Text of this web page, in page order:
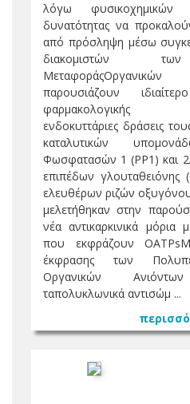
λόγω φυσικοχηµικών
δυνατότητας να
από πρόσληψη µέσω
διακοµιστών των
παρουσιάζουν
φαρµακολογικής
ενδοκυττάριες δράσεις
καταλυτικών
Φωσφατασών 1 (PP1) και
επιπέδων γλουταθειόνης
ελευθέρων ριζών
µελετήθηκαν στην
νέα αντικαρκινικά µόρια
που εκφράζουν
έκφρασης των
Οργανικών Ανιόντων
ταπολυκλωνικά αντισώµ ...